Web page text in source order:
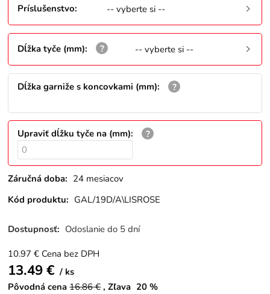
Príslušenstvo: -- vyberte si --
Dĺžka tyče (mm): -- vyberte si --
Dĺžka garniže s koncovkami (mm):
Upraviť dĺžku tyče na (mm):
Záručná doba: 24 mesiacov
Kód produktu: GAL/19D/A\LISROSE
Dostupnosť: Odoslanie do 5 dní
10.97 € Cena bez DPH
13.49€
ks
Pôvodná cena 16.86€ Zľava 20 %